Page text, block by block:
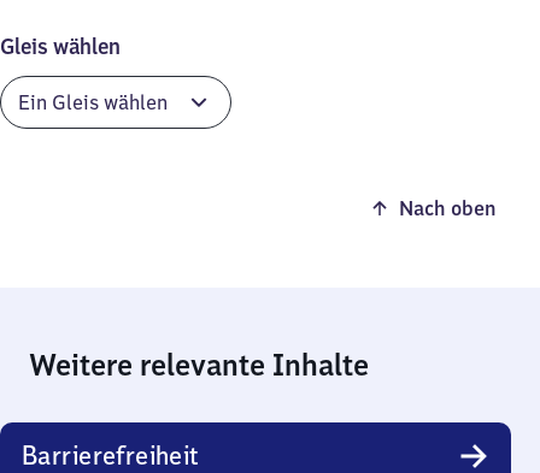
Gleis wählen
Nach oben
Weitere relevante Inhalte
Barrierefreiheit